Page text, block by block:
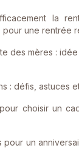
la
une rentrée
des mères :
: défis, astuces
choisir un
un